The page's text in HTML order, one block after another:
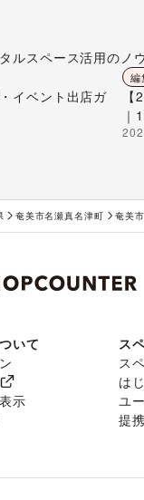
ルスペース活用のノ
イベント出店ガ
編
｜
奄美市名瀬真名津町 奄美
いて
示
ス
ス
は
ユ
提